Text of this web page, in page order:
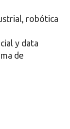
robótica
y data
de